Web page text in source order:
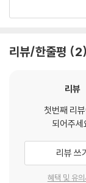
지고기를 좋아하는
정보서가 되길 바란
--- pp.5~8 「프롤로그
수많은 시행착오 끝
기를 맛있게 즐기고
며 썼다. 이 책은 돼
총 23개 부위, 초밀
돼지 발골부터 분할
백종원의 레시피에
리뷰/한줄평 2
리뷰
첫번째 리
되어주세
리뷰 쓰
혜택 및 유